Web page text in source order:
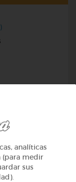
analíticas
(para medir
sus